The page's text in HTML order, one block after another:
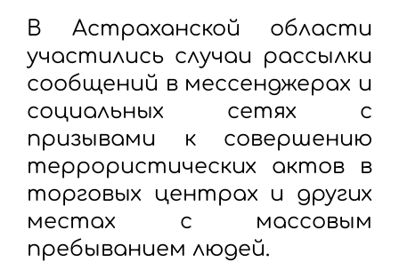
В Астраханской области
участились случаи рассылки
сообщений в мессенджерах и
социальных сетях с
призывами к совершению
террористических актов в
торговых центрах и других
местах с массовым
пребыванием людей.